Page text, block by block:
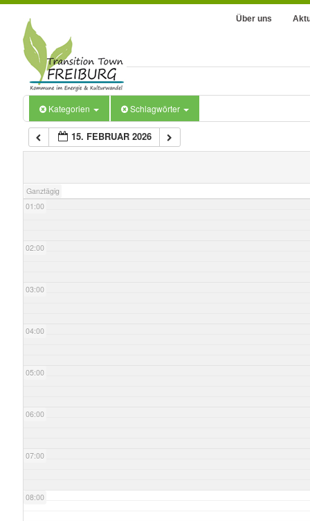
Über uns
Kategorien Schlagwörter
15. FEBRUAR 2026
Ganztägig
01:00
02:00
03:00
04:00
05:00
06:00
07:00
08:00